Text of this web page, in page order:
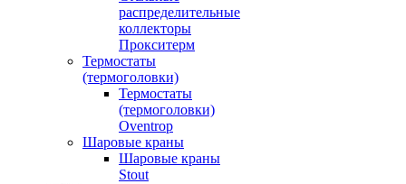
распределительные
коллекторы
Прокситерм
Термостаты
(термоголовки)
Термостаты
(термоголовки)
Oventrop
Шаровые краны
Шаровые краны
Stout